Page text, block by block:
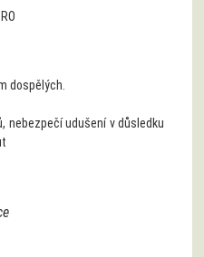
dospělých.
nebezpečí udušení v důsledku